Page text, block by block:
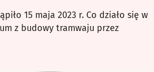
15 maja 2023 r. Co działo się w
z budowy tramwaju przez